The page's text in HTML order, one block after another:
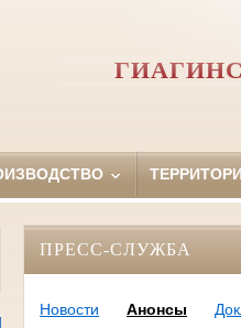
ПРЕСС-СЛУЖБА
Новости Анонсы